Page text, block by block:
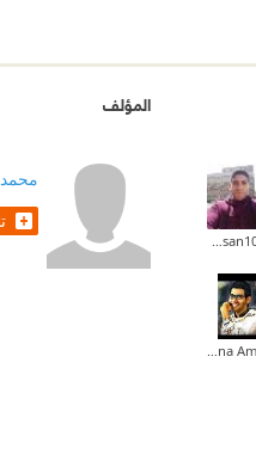
Mohamed hassan1021
Dimyana Amad
المؤلف